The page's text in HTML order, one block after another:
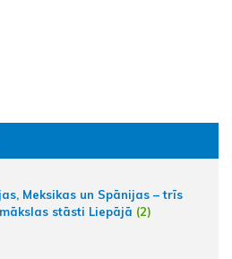
Meksikas un Spānijas – trīs
stāsti Liepājā (2)